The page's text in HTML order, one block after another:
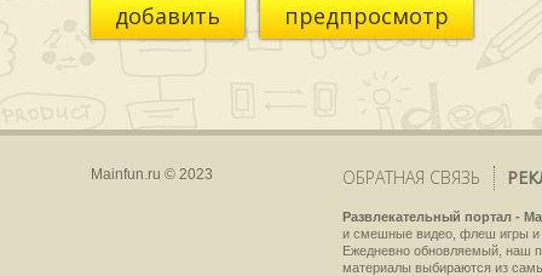
добавить предпросмотр
Mainfun.ru © 2023 ОБРАТНАЯ СВЯЗЬ
Развлекательный портал -
и смешные видео, флеш игры и
Ежедневно обновляемый, наш
материалы выбираются из